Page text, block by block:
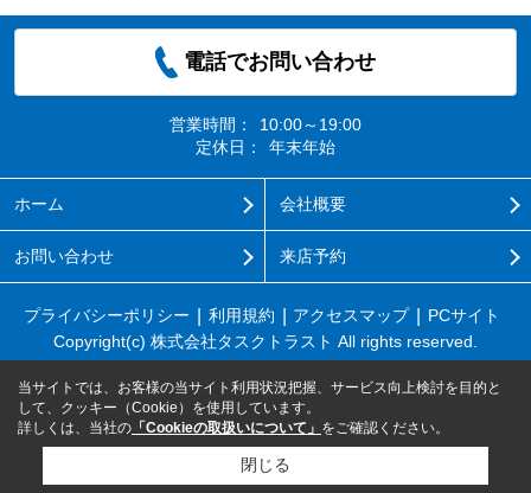
電話でお問い合わせ
営業時間：
10:00～19:00
定休日：
年末年始
ホーム 会社概要
お問い合わせ 来店予約
プライバシーポリシー 利用規約 アクセスマップ
PCサイト
Copyright(c) 株式会社タスクトラスト All rights reserved.
当サイトでは、お客様の当サイト利用状況把握、サービス向上検討を目的と
して、クッキー（Cookie）を使用しています。
詳しくは、当社の 「Cookieの取扱いについて」 をご確認ください。
閉じる